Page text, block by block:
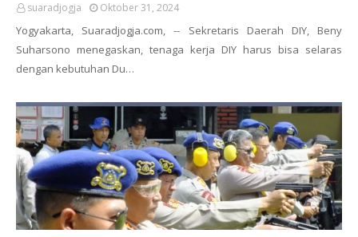
suaradjogja Oktober 31, 2024
Yogyakarta, Suaradjogja.com, -- Sekretaris Daerah DIY, Beny
Suharsono menegaskan, tenaga kerja DIY harus bisa selaras
dengan kebutuhan Du…